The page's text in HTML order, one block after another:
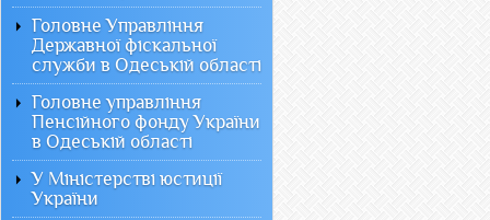
Головне Управління
Державної фіскальної
служби в Одеській області
Головне управління
Пенсійного фонду України
в Одеській області
У Міністерстві юстиції
України